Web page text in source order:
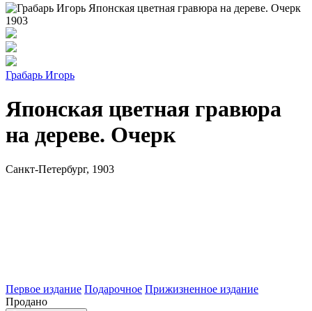
Грабарь Игорь
Японская цветная гравюра
на дереве. Очерк
Санкт-Петербург, 1903
Первое издание Подарочное Прижизненное издание
Продано